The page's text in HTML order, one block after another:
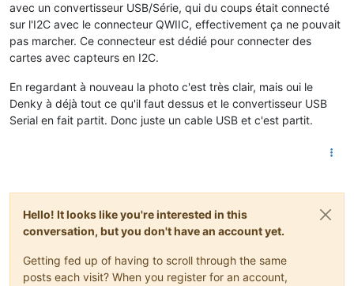
avec un convertisseur USB/Série, qui du coups était connecté
sur l'I2C avec le connecteur QWIIC, effectivement ça ne pouvait
pas marcher. Ce connecteur est dédié pour connecter des
cartes avec capteurs en I2C.
En regardant à nouveau la photo c'est très clair, mais oui le
Denky à déjà tout ce qu'il faut dessus et le convertisseur USB
Serial en fait partit. Donc juste un cable USB et c'est partit.
Hello! It looks like you're interested in this
conversation, but you don't have an account yet.
Getting fed up of having to scroll through the same
posts each visit? When you register for an account,